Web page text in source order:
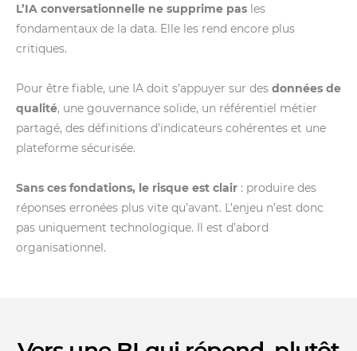
L’IA conversationnelle ne supprime pas les
fondamentaux de la data. Elle les rend encore plus
critiques.
Pour être fiable, une IA doit s’appuyer sur des données de
qualité, une gouvernance solide, un référentiel métier
partagé, des définitions d’indicateurs cohérentes et une
plateforme sécurisée.
Sans ces fondations, le risque est clair : produire des
réponses erronées plus vite qu’avant. L’enjeu n’est donc
pas uniquement technologique. Il est d’abord
organisationnel.